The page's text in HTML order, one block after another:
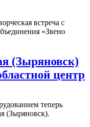
встреча с
«Звено
(Зыряновск)
центр
теперь
(Зыряновск).